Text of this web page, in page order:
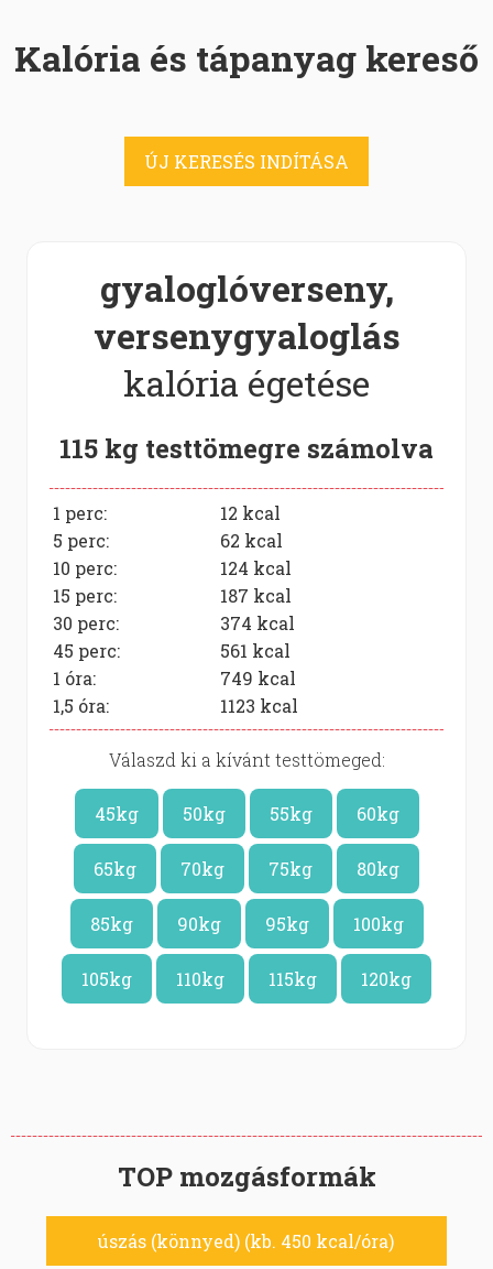
Kalória és tápanyag kereső
ÚJ KERESÉS INDÍTÁSA
gyaloglóverseny,
versenygyaloglás
kalória égetése
115 kg testtömegre számolva
1 perc: 12 kcal
5 perc:
62 kcal
10 perc:
124 kcal
15 perc:
187 kcal
30 perc:
374 kcal
45 perc:
561 kcal
1 óra:
749 kcal
1,5 óra:
1123 kcal
Válaszd ki a kívánt testtömeged:
45kg 50kg 55kg 60kg
65kg 70kg 75kg 80kg
85kg 90kg 95kg 100kg
105kg 110kg 115kg 120kg
TOP mozgásformák
úszás (könnyed) (kb. 450 kcal/óra)